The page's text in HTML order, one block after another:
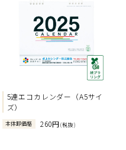
5連エコカレンダー（A5サイ
ズ）
本体卸価格 260円(税抜)